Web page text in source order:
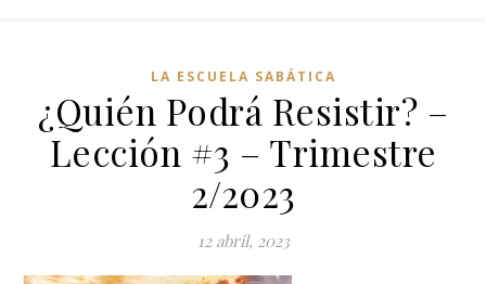
LA ESCUELA SABÁTICA
¿Quién Podrá Resistir? –
Lección #3 – Trimestre
2/2023
12 abril, 2023